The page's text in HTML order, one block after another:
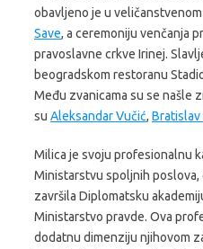
obavljeno je u
Save, a ceremoniju venčanja
pravoslavne crkve Irinej.
beogradskom restoranu
Među zvanicama su se našle
su Aleksandar Vučić, Bratislav
Milica je svoju profesionalnu
Ministarstvu spoljnih
završila Diplomatsku
Ministarstvo pravde. Ova
dodatnu dimenziju njihovom